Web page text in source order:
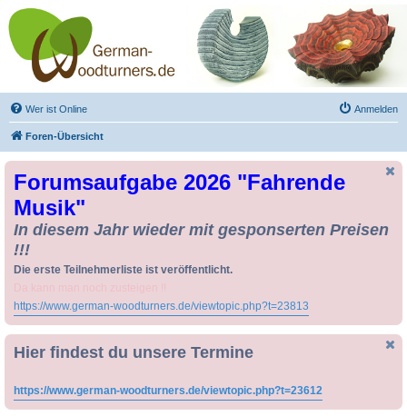
Drechseln und
Kunsthandwerk -
German-Woodturners
*Forum Sauerland*
Der Treffpunkt für Drechsler und Freunde des Kunsthandwerks
Wer ist Online Anmelden
Foren-Übersicht
Forumsaufgabe 2026 "Fahrende
Musik"
In diesem Jahr wieder mit gesponserten Preisen
!!!
Die erste Teilnehmerliste ist veröffentlicht.
https://www.german-woodturners.de/viewtopic.php?t=23813
Hier findest du unsere Termine
https://www.german-woodturners.de/viewtopic.php?t=23612